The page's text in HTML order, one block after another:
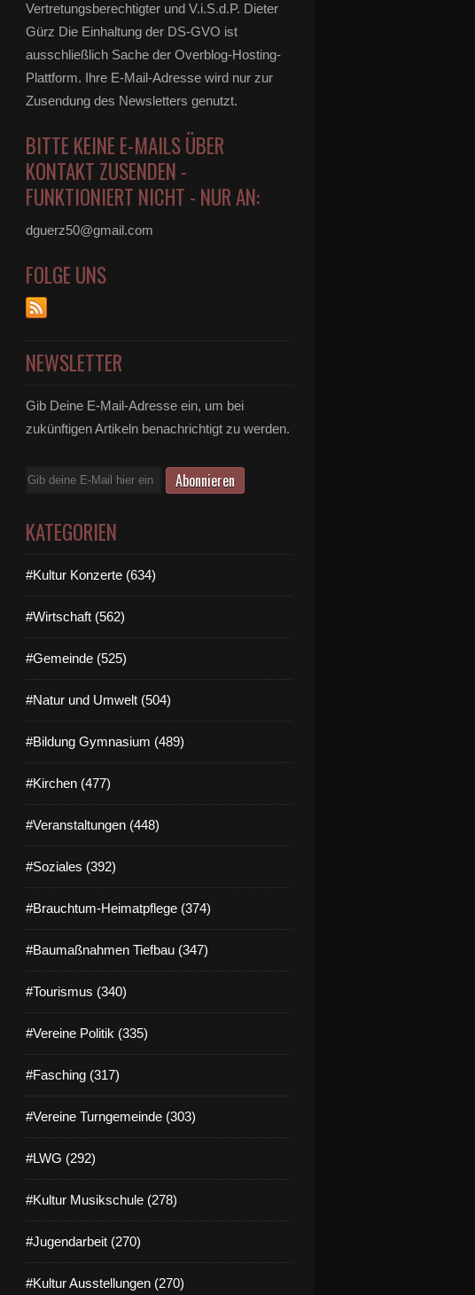
Vertretungsberechtigter und V.i.S.d.P. Dieter
Gürz Die Einhaltung der DS-GVO ist
ausschließlich Sache der Overblog-Hosting-
Plattform. Ihre E-Mail-Adresse wird nur zur
Zusendung des Newsletters genutzt.
BITTE KEINE E-MAILS ÜBER
KONTAKT ZUSENDEN -
FUNKTIONIERT NICHT - NUR AN:
dguerz50@gmail.com
FOLGE UNS
NEWSLETTER
Gib Deine E-Mail-Adresse ein, um bei
zukünftigen Artikeln benachrichtigt zu werden.
E-
KATEGORIEN
#Kultur Konzerte (634)
#Wirtschaft (562)
#Gemeinde (525)
#Natur und Umwelt (504)
#Bildung Gymnasium (489)
#Kirchen (477)
#Veranstaltungen (448)
#Soziales (392)
#Brauchtum-Heimatpflege (374)
#Baumaßnahmen Tiefbau (347)
#Tourismus (340)
#Vereine Politik (335)
#Fasching (317)
#Vereine Turngemeinde (303)
#LWG (292)
#Kultur Musikschule (278)
#Jugendarbeit (270)
#Kultur Ausstellungen (270)